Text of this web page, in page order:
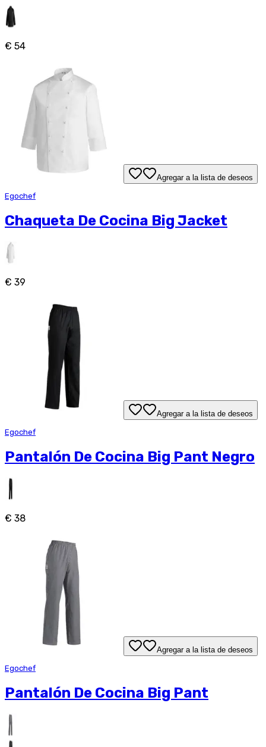
€ 54
Agregar a la lista de deseos
Egochef
Chaqueta De Cocina Big Jacket
€ 39
Agregar a la lista de deseos
Egochef
Pantalón De Cocina Big Pant Negro
€ 38
Agregar a la lista de deseos
Egochef
Pantalón De Cocina Big Pant